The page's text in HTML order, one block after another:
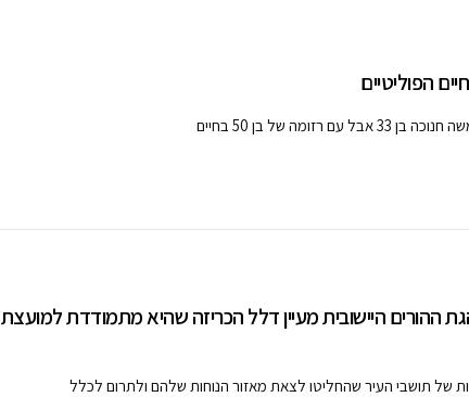
הפוליטיים
של בן 50 בחיים
ההורים היישובית מעיין דלל הכריזה שהיא מתמודדת למועצת
של תושבי העיר שהחליטו לצאת מאזור הנוחות שלהם ולתרום לכלל